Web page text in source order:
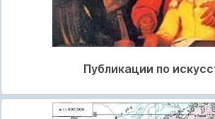
Публикации по